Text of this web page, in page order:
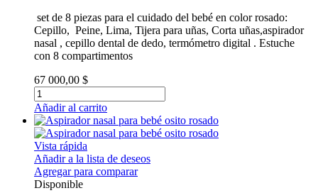
set de 8 piezas para el cuidado del bebé en color rosado:
Cepillo, Peine, Lima, Tijera para uñas, Corta uñas,aspirador
nasal , cepillo dental de dedo, termómetro digital . Estuche
con 8 compartimentos
67 000,00 $
Añadir al carrito
Vista rápida
Añadir a la lista de deseos
Agregar para comparar
Disponible